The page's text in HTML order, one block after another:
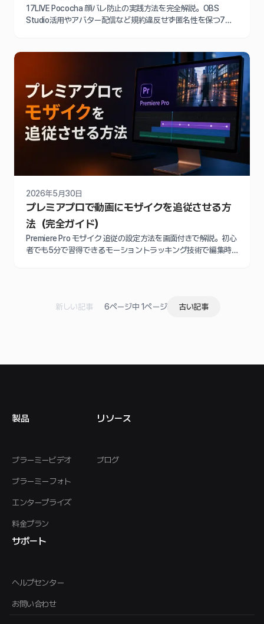
17LIVE Pococha 顔バレ防止の実践方法を完全解説。OBS
Studio活用やアバター配信など規約違反せず匿名性を保つ7つ
2026年5月30日
プレミアプロで動画にモザイクを追従させる方
法（完全ガイド）
Premiere Pro モザイク 追従の設定方法を画面付きで解説。初心
者でも5分で習得できるモーショントラッキング技術で編集時
新しい記事 6ページ中 1ページ 古い記事
製品
ブラーミービデオ
ブラーミーフォト
エンタープライズ
料金プラン
リソース
ブログ
サポート
ヘルプセンター
お問い合わせ